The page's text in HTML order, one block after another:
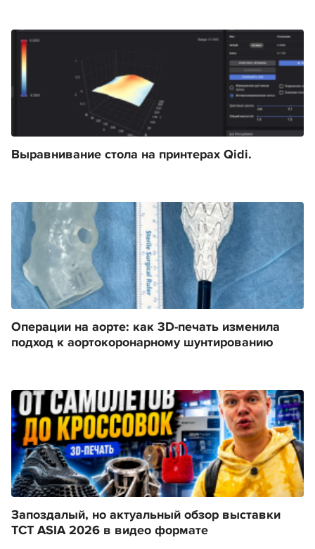
Выравнивание стола на принтерах Qidi.
Операции на аорте: как 3D-печать изменила
подход к аортокоронарному шунтированию
Запоздалый, но актуальный обзор выставки
TCT ASIA 2026 в видео формате